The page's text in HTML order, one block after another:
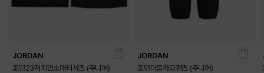
JORDAN
조던23저지민소매티셔츠 (주니어)
JORDAN
조던더블카고팬츠 (주니어)